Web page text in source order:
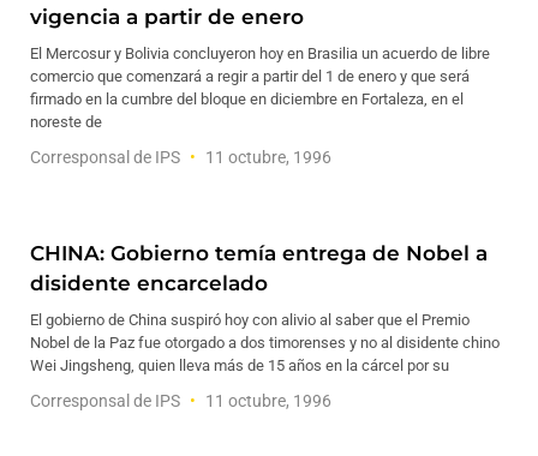
vigencia a partir de enero
El Mercosur y Bolivia concluyeron hoy en Brasilia un acuerdo de libre
comercio que comenzará a regir a partir del 1 de enero y que será
firmado en la cumbre del bloque en diciembre en Fortaleza, en el
noreste de
Corresponsal de IPS 11 octubre, 1996
CHINA: Gobierno temía entrega de Nobel a
disidente encarcelado
El gobierno de China suspiró hoy con alivio al saber que el Premio
Nobel de la Paz fue otorgado a dos timorenses y no al disidente chino
Wei Jingsheng, quien lleva más de 15 años en la cárcel por su
Corresponsal de IPS 11 octubre, 1996